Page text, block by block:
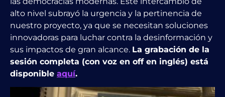
alto nivel subrayó la urgencia y la pertinencia de
nuestro proyecto, ya que se necesitan soluciones
innovadoras para luchar contra la desinformación y
sus impactos de gran alcance. La grabación de la
sesión completa (con voz en off en inglés) está
disponible aquí.